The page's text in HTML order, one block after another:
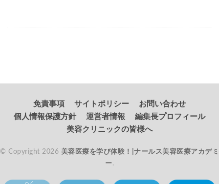
免責事項 サイトポリシー
お問い合わせ
個人情報保護方針
運営者情報
編集長プロフィール
美容クリニックの皆様へ
© Copyright 2026 美容医療を学び体験！|ナールス美容医療アカデミ
ー.